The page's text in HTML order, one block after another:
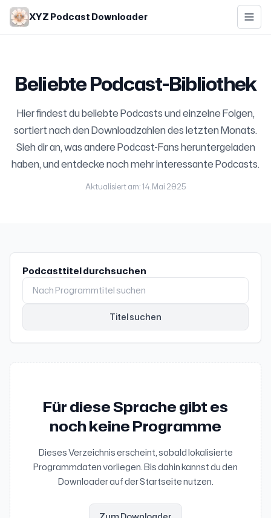
Skip to main content
XYZ Podcast Downloader
Beliebte Podcast-Bibliothek
Hier findest du beliebte Podcasts und einzelne Folgen,
sortiert nach den Downloadzahlen des letzten Monats.
Sieh dir an, was andere Podcast-Fans heruntergeladen
haben, und entdecke noch mehr interessante Podcasts.
Aktualisiert am: 14. Mai 2025
Podcasttitel durchsuchen
Titel suchen
Für diese Sprache gibt es
noch keine Programme
Dieses Verzeichnis erscheint, sobald lokalisierte
Programmdaten vorliegen. Bis dahin kannst du den
Downloader auf der Startseite nutzen.